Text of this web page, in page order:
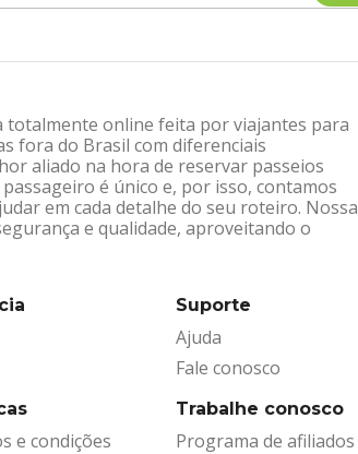
totalmente online feita por viajantes para
fora do Brasil com diferenciais
aliado na hora de reservar passeios
é único e, por isso, contamos
em cada detalhe do seu roteiro. Nossa
e qualidade, aproveitando o
e condições
Suporte
Ajuda
Fale conosco
Trabalhe conosco
Programa de afiliados